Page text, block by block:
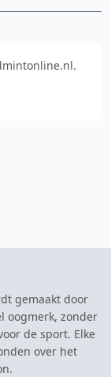
gemaakt door
oogmerk, zonder
de sport. Elke
over het